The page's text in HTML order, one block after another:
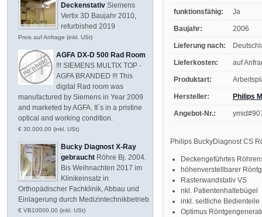
funktionsfähig: Ja
Baujahr: 2006
Lieferung nach:
Lieferkosten: auf
Produktart:
Hersteller: Philips
Angebot-Nr.:
Philips BuckyDiagnost CS
Deckengeführtes
höhenverstellbarer
Rasterwandstativ VS
nkl. Patientenhaltebügel
inkl. seitliche Bedienteile
Optimus
Deckenstativ Siemens
Vertix 3D Baujahr 2010,
refurbished 2019
Preis auf Anfrage (inkl. USt)
AGFA DX-D 500 Rad Room
!!! SIEMENS MULTIX TOP -
AGFA BRANDED !!! This
digital Rad room was
manufactured by Siemens in Year 2009
and marketed by AGFA. It`s in a pristine
optical and working condition.
€ 30.000,00 (inkl. USt)
Bucky Diagnost X-Ray
gebraucht Röhre Bj. 2004.
Bis Weihnachten 2017 im
Klinikeinsatz in
Orthopädischer Fachklinik, Abbau und
Einlagerung durch Medizintechnikbetrieb
€ VB10000.00 (inkl. USt)